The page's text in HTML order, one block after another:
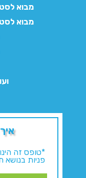
מבוא
מבוא
*טופס זה
פניות בנושא